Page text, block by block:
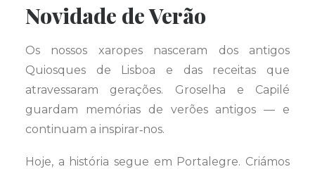
Novidade de Verão
Os nossos xaropes nasceram dos antigos
Quiosques de Lisboa e das receitas que
atravessaram gerações. Groselha e Capilé
guardam memórias de verões antigos — e
continuam a inspirar‑nos.
Hoje, a história segue em Portalegre. Criámos